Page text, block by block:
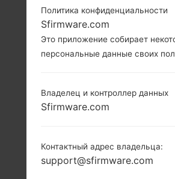
Политика конфиденциальности
Sfirmware.com
Это приложение собирает
персональные данные своих
Владелец и контроллер данных
Sfirmware.com
Контактный адрес владельца:
support@sfirmware.com